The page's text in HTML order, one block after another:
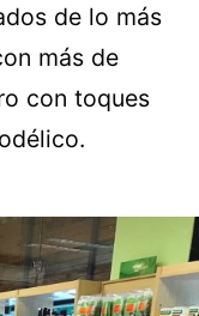
de lo más
más de
con toques